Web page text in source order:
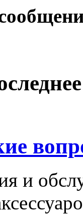
и